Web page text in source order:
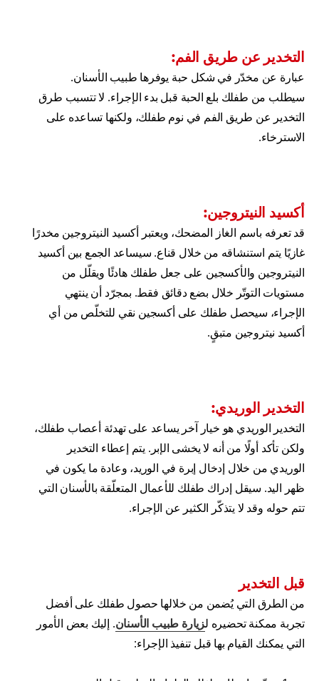
التخدير عن طريق الفم:
عبارة عن مخدّر في شكل حبة يوفرها طبيب الأسنان.
سيطلب من طفلك بلع الحبة قبل بدء الإجراء. لا تتسبب طرق
التخدير عن طريق الفم في نوم طفلك، ولكنها تساعده على
الاسترخاء.
أكسيد النيتروجين:
قد تعرفه باسم الغاز المضحك، ويعتبر أكسيد النيتروجين مخدرًا
غازيًا يتم استنشاقه من خلال قناع. سيساعد الجمع بين أكسيد
النيتروجين والأكسجين على جعل طفلك هادئًا ويقلّل من
مستويات التوتّر خلال بضع دقائق فقط. بمجرّد أن ينتهي
الإجراء، سيحصل طفلك على أكسجين نقي للتخلّص من أي
أكسيد نيتروجين متبقٍ.
التخدير الوريدي:
التخدير الوريدي هو خيار آخر يساعد على تهدئة أعصاب طفلك،
ولكن تأكد أولًا من أنه لا يخشى الإبر. يتم إعطاء التخدير
الوريدي من خلال إدخال إبرة في الوريد، وعادة ما يكون في
ظهر اليد. سيقل إدراك طفلك للأعمال المتعلّقة بالأسنان التي
تتم حوله وقد لا يتذكّر الكثير عن الإجراء.
قبل التخدير
من الطرق التي يُضمن من خلالها حصول طفلك على أفضل
تجربة ممكنة تحضيره لزيارة طبيب الأسنان. إليك بعض الأمور
التي يمكنك القيام بها قبل تنفيذ الإجراء: